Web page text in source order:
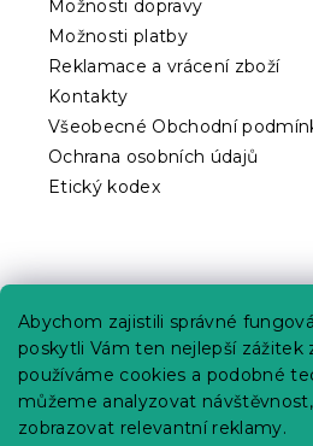
Abychom zajistili správné
poskytli Vám ten nejlepší zážitek
používáme cookies a podobné
můžeme analyzovat
zobrazovat relevantní reklamy.
Možnosti dopravy
Možnosti platby
Reklamace a vrácení zboží
Kontakty
Všeobecné Obchodní
Ochrana osobních údajů
Etický kodex
Kariéra
Poptávky a B2B spolupráce
Proč se u nás registrovat?